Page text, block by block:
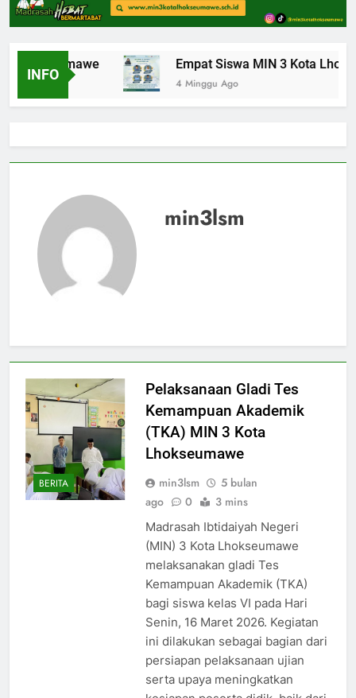
INFO
Empat Siswa MIN 3 Kota
4 Minggu Ago
min3lsm
BERITA
Pelaksanaan Gladi Tes
Kemampuan Akademik
(TKA) MIN 3 Kota
Lhokseumawe
min3lsm
5 bulan
ago
0 3 mins
Madrasah Ibtidaiyah Negeri
(MIN) 3 Kota Lhokseumawe
melaksanakan gladi Tes
Kemampuan Akademik (TKA)
bagi siswa kelas VI pada Hari
Senin, 16 Maret 2026. Kegiatan
ini dilakukan sebagai bagian dari
persiapan pelaksanaan ujian
serta upaya meningkatkan